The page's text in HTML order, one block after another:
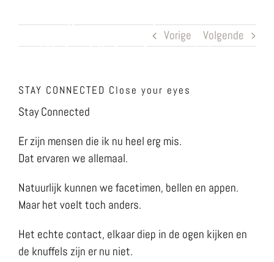
naar
inhoud
Vorige Volgende
STAY CONNECTED Close your eyes
Stay Connected
Er zijn mensen die ik nu heel erg mis.
Dat ervaren we allemaal.
Natuurlijk kunnen we facetimen, bellen en appen.
Maar het voelt toch anders.
Het echte contact, elkaar diep in de ogen kijken en
de knuffels zijn er nu niet.